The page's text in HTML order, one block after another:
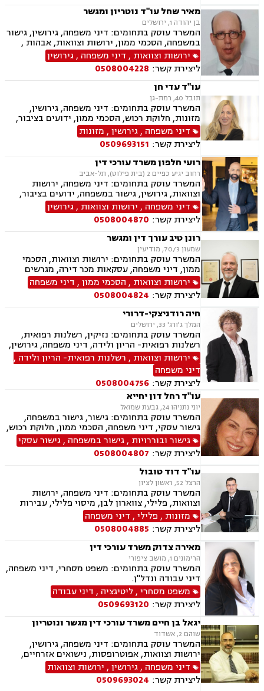
מאיר שחל עו"ד נוטריון ומגשר
בן יהודה 1, ירושלים
המשרד עוסק בתחומים: דיני משפחה, גירושין, גישור
במשפחה, הסכמי ממון, ירושות וצוואות, אבהות ,
משמורת, אפוטרופסות, חלוקת רכוש, ידועים בציבור,
תיאום הורי, נוטריון, מגשרים
ירושות וצוואות , דיני משפחה ,גירושין
ליצירת קשר: 0508004228
עו"ד עדי חן
תובל 40, רמת-גן
המשרד עוסק בתחומים: דיני משפחה, גירושין,
מזונות, חלוקת רכוש, הסכמי ממון, ידועים בציבור,
ירושות וצוואות, אפוטרופסות, אבהות , אימוץ ,
נישואים אזרחיים, הגירה
דיני משפחה ,גירושין, מזונות
ליצירת קשר: 0509693151
רועי חלפון משרד עורכי דין
רחוב יגיע כפיים 2 (בית פילוט), תל-אביב
המשרד עוסק בתחומים: דיני משפחה, ירושות
וצוואות, גירושין, גישור במשפחה, ידועים בציבור,
מזונות, משמורת, צווי מניעה, אלימות במשפחה,
הסכמי ממון, אפוטרופסות, חלוקת רכוש, מעמד אישי
דיני משפחה , ירושות וצוואות ,גירושין
ליצירת קשר: 0508004870
רונן טיב עורך דין ומגשר
שמעון 70/3, מודיעין
המשרד עוסק בתחומים: ירושות וצוואות, הסכמי
ממון, דיני משפחה, עסקאות מכר דירה, מגרשים
חקלאיים, מגרשים לבניה , הפקעת קרקעות, מושבים
וקיבוצים , נחלות ומשקים במושבים, נדל"ן, גירושין,
ידועים בציבור, מזונות, משמורת, חלוקת רכוש,
מעמד אישי, דיני חוזים, גישור במשפחה, מגשרים,
ייפוי כוח מתמשך
ירושות וצוואות , הסכמי ממון, דיני משפחה
ליצירת קשר: 0508004824
חיה רודניצקי-דרורי
המלך ג'ורג' 33, ירושלים
המשרד עוסק בתחומים: נזיקין, רשלנות רפואית,
רשלנות רפואית- הריון ולידה, דיני משפחה, גירושין,
גישור במשפחה, ירושות וצוואות, הסכמי ממון,
משמורת, פונדקאות, אפוטרופסות, ניכור הורי
ירושות וצוואות , רשלנות רפואית- הריון ולידה ,
דיני משפחה
ליצירת קשר: 0508004756
עו"ד רחל דון יחייא
יוני נתניהו 24, גבעת שמואל
המשרד עוסק בתחומים: גישור, גישור במשפחה,
גישור עסקי, דיני משפחה, הסכמי ממון, חלוקת רכוש,
מזונות, ירושות וצוואות, מעמד אישי, דיני חוזים
גישור ובוררויות ,גישור במשפחה ,גישור עסקי
ליצירת קשר: 0508004807
עו"ד דוד טובול
הרצל 52, ראשון לציון
המשרד עוסק בתחומים: דיני משפחה, ירושות
וצוואות, פלילי, צווארון לבן, מיסוי פלילי, עבירות
מס, תעבורה, נהיגה בשכרות, שלילת רשיון נהיגה,
נוטריון, נדל"ן, עסקאות מכר דירה, לשון הרע
מזונות , פלילי, דיני משפחה
ליצירת קשר: 0508004885
מאירה צדוק משרד עורכי דין
הרימונים 1, מושב ציפורי
המשרד עוסק בתחומים: משפט מסחרי, דיני משפחה,
דיני עבודה ונדל"ן.
משפט מסחרי,ליטיגציה , דיני עבודה
ליצירת קשר: 0509693120
יגאל בן חיים משרד עורכי דין מגשר ונוטריון
שוהם 2, אשדוד
המשרד עוסק בתחומים: דיני משפחה, גירושין,
ירושות וצוואות, אפוטרופסות, נישואים אזרחיים,
גישור במשפחה, הסכמי ממון, נוטריון, אבהות,
אלימות במשפחה, ייצוג קטינים, ידועים בציבור,
מזונות, משמורת, מעמד אישי, דיני משפחה.
דיני משפחה ,גירושין, ירושות וצוואות
ליצירת קשר: 0509693024